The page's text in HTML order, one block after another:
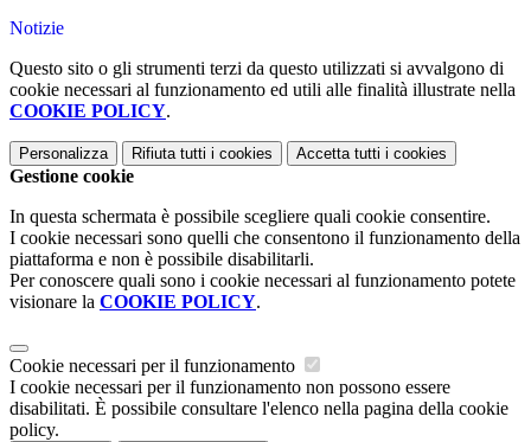
Notizie
Questo sito o gli strumenti terzi da questo utilizzati si avvalgono di
cookie necessari al funzionamento ed utili alle finalità illustrate nella
COOKIE POLICY.
Personalizza Rifiuta tutti i cookies Accetta tutti i cookies
Gestione cookie
In questa schermata è possibile scegliere quali cookie consentire.
I cookie necessari sono quelli che consentono il funzionamento della
piattaforma e non è possibile disabilitarli.
Per conoscere quali sono i cookie necessari al funzionamento potete
visionare la COOKIE POLICY.
Cookie necessari per il funzionamento
I cookie necessari per il funzionamento non possono essere
disabilitati. È possibile consultare l'elenco nella pagina della cookie
policy.